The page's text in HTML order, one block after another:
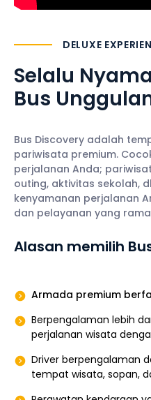
DELUXE
Selalu
Bus
Bus Discovery adalah
pariwisata premium.
perjalanan Anda;
outing, aktivitas sekolah,
kenyamanan perjalanan
dan pelayanan yang
Alasan memilih
Armada premium
Berpengalaman lebih
perjalanan wisata
Driver berpengalaman
tempat wisata, sopan,